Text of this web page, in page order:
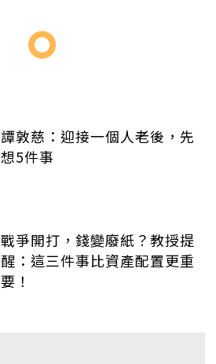
譚敦慈：迎接一個人老後，先
想5件事
戰爭開打，錢變廢紙？教授提
醒：這三件事比資產配置更重
要！